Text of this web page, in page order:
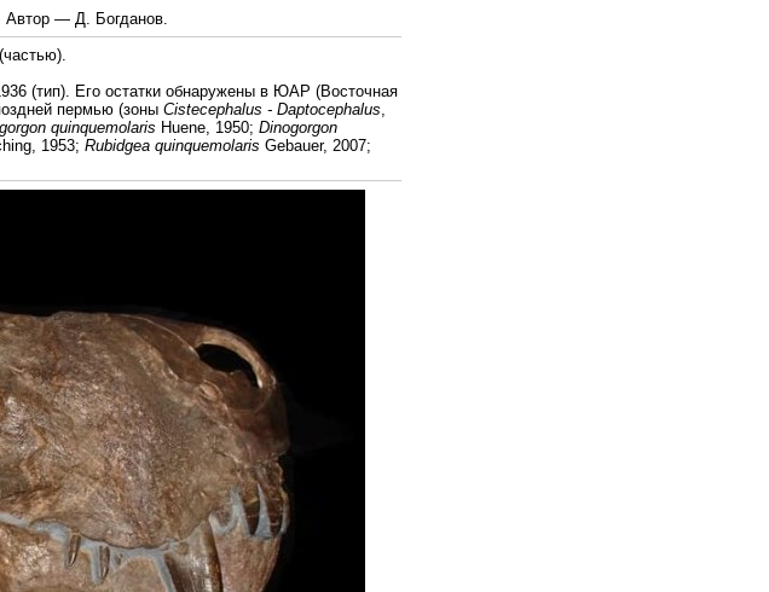
Автор — Д. Богданов.
(тип). Его остатки обнаружены в ЮАР (Восточная
пермью (зоны Cistecephalus - Daptocephalus
quinquemolaris Huene, 1950; Dinogorgon
1953; Rubidgea quinquemolaris Gebauer, 2007;